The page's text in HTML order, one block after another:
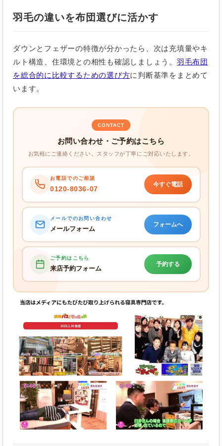
羽毛の違いを布団選びに活かす
ダウンとフェザーの特徴が分かったら、次は充填量やキ
ルト構造、住環境との相性も確認しましょう。 羽毛布団
を総合的に比較するための選び方に判断基準をまとめて
います。
CONTACT
お問い合わせ・ご予約はこちら
お気軽にご連絡ください。スタッフが丁寧にご対応いたします。
お電話でのご相談
0120-8036-07
今すぐ電話
メールでのお問い合わせ
メールフォーム
フォームへ
ご予約はこちら
来店予約フォーム
予約する